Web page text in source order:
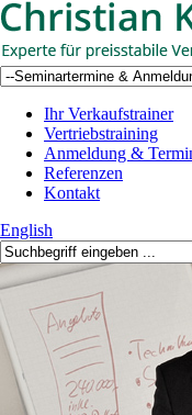
Ihr Verkaufstrainer
Vertriebstraining
Anmeldung &
Referenzen
Kontakt
English